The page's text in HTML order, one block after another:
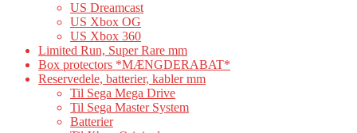
US Dreamcast
US Xbox OG
US Xbox 360
Limited Run, Super Rare mm
Box protectors *MÆNGDERABAT*
Reservedele, batterier, kabler mm
Til Sega Mega Drive
Til Sega Master System
Batterier